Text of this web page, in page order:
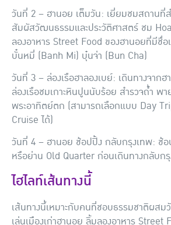
วันที่ 2 – ฮานอย เต็มวัน: เยี่ยมชมสถานที่
สัมผัสวัฒนธรรมและประวัติศาสตร์ ชม
ลองอาหาร Street Food ของฮานอยที่มีชื่อ
บั๋นหมี่ (Banh Mi) บุ๋นจ่า (Bun Cha)
วันที่ 3 – ล่องเรือฮาลองเบย์: เดินทางจากฮ
ล่องเรือชมเกาะหินปูนนับร้อย สำรวจถ้ำ พ
พระอาทิตย์ตก (สามารถเลือกแบบ Day
Cruise ได้)
วันที่ 4 – ฮานอย ช้อปปิ้ง กลับกรุงเทพ: ช้
หรือย่าน Old Quarter ก่อนเดินทางกลับก
ไฮไลท์เส้นทางนี้
เส้นทางนี้เหมาะกับคนที่ชอบธรรมชาติผส
เล่นเมืองเก่าฮานอย ลิ้มลองอาหาร Street